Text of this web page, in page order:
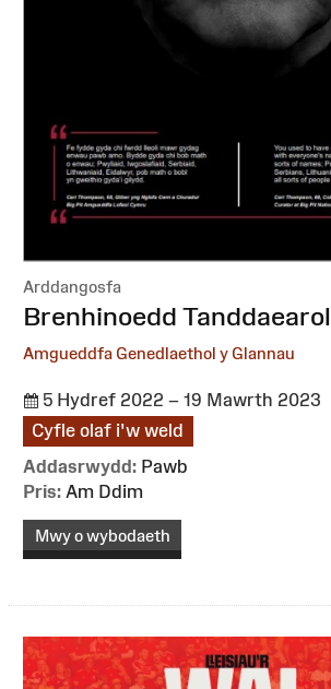
Arddangosfa
:Brenhinoedd Tanddaearol
Amgueddfa Genedlaethol y Glannau
5 Hydref 2022 – 19 Mawrth 2023
Cyfle olaf i'w weld
Addasrwydd: Pawb
Pris: Am Ddim
Mwy o wybodaeth